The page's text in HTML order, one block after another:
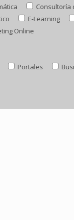
Consultoría
E-Learning
Online
Portales